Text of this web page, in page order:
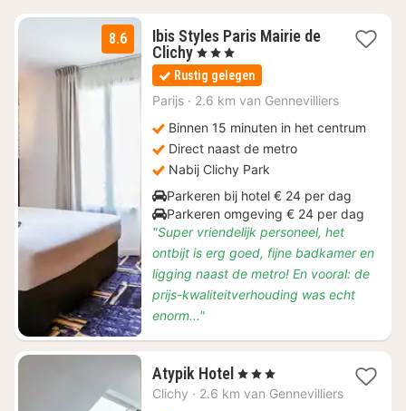
8.6
Ibis Styles Paris Mairie de
Clichy1
nacht
vanaf
€
, 3 Sterren
Rustig gelegen
Parijs · 2.6 km van Gennevilliers
Binnen 15 minuten in het centrum
Direct naast de metro
Nabij Clichy Park
Parkeren bij hotel € 24 per dag
Parkeren omgeving € 24 per dag
"Super vriendelijk personeel, het
ontbijt is erg goed, fijne badkamer en
ligging naast de metro! En vooral: de
prijs-kwaliteitverhouding was echt
enorm..."
Atypik Hotel 1
nacht
, 3 Sterren
Clichy · 2.6 km van Gennevilliers